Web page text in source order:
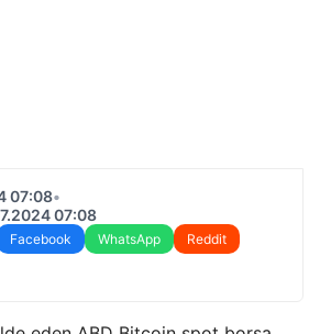
07:08•
07:08
Facebook WhatsApp
Reddit